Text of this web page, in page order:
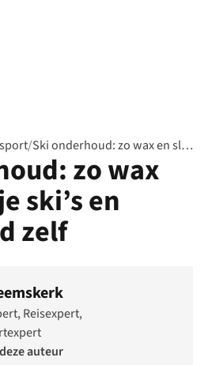
/ Ski onderhoud: zo wax en slijp je je ski’s en snowboard zelf
zo wax
ski’s en
zelf
Reisexpert,
auteur